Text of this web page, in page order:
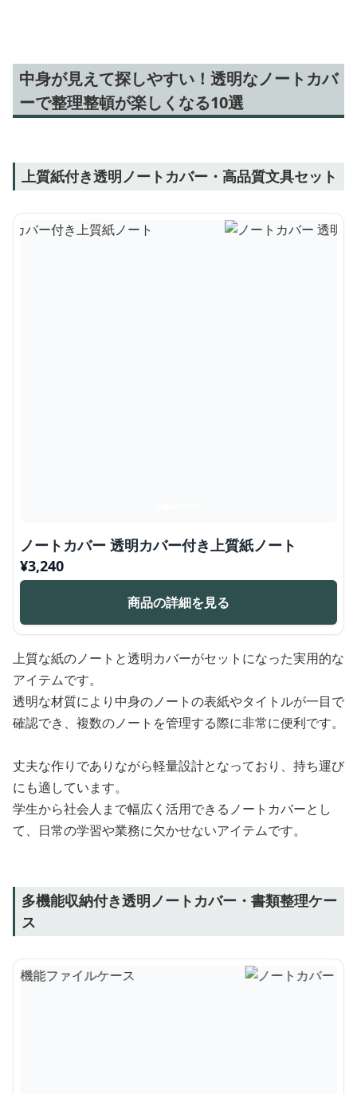
中身が見えて探しやすい！透明なノートカバ
ーで整理整頓が楽しくなる10選
上質紙付き透明ノートカバー・高品質文具セット
ノートカバー 透明カバー付き上質紙ノート
¥3,240
商品の詳細を見る
上質な紙のノートと透明カバーがセットになった実用的な
アイテムです。
透明な材質により中身のノートの表紙やタイトルが一目で
確認でき、複数のノートを管理する際に非常に便利です。
丈夫な作りでありながら軽量設計となっており、持ち運び
にも適しています。
学生から社会人まで幅広く活用できるノートカバーとし
て、日常の学習や業務に欠かせないアイテムです。
多機能収納付き透明ノートカバー・書類整理ケー
ス